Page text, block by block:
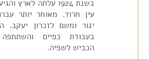
בשנת 1924 עלתה לארץ
עין חרוד. מאוחר יותר
יגור ומשם לזכרון יעקב.
בעבודת כפיים
הכביש לשפיה.